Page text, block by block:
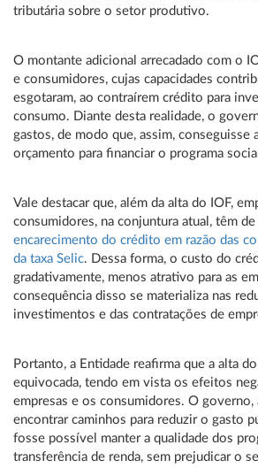
tributária sobre o setor produtivo.
O montante adicional arrecadado com o
e consumidores, cujas capacidades
esgotaram, ao contraírem crédito para
consumo. Diante desta realidade, o
gastos, de modo que, assim, conseguisse
orçamento para financiar o programa
Vale destacar que, além da alta do IOF,
consumidores, na conjuntura atual, têm
encarecimento do crédito em razão das
da taxa Selic. Dessa forma, o custo do
gradativamente, menos atrativo para as
consequência disso se materializa nas
investimentos e das contratações de
Portanto, a Entidade reafirma que a alta
equivocada, tendo em vista os efeitos
empresas e os consumidores. O
encontrar caminhos para reduzir o gasto
fosse possível manter a qualidade dos
transferência de renda, sem prejudicar o